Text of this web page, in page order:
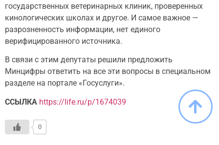
государственных ветеринарных клиник, проверенных
кинологических школах и другое. И самое важное —
разрозненность информации, нет единого
верифицированного источника.
В связи с этим депутаты решили предложить
Минцифры ответить на все эти вопросы в специальном
разделе на портале «Госуслуги».
ССЫЛКА https://life.ru/p/1674039
0